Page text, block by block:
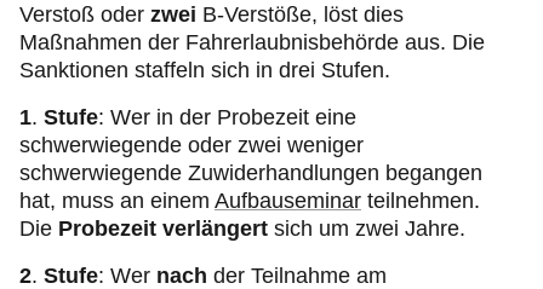
Verstoß oder zwei B-Verstöße, löst dies
Maßnahmen der Fahrerlaubnisbehörde aus. Die
Sanktionen staffeln sich in drei Stufen.
1. Stufe: Wer in der Probezeit eine
schwerwiegende oder zwei weniger
schwerwiegende Zuwiderhandlungen begangen
hat, muss an einem Aufbauseminar teilnehmen.
Die Probezeit verlängert sich um zwei Jahre.
2. Stufe: Wer nach der Teilnahme am